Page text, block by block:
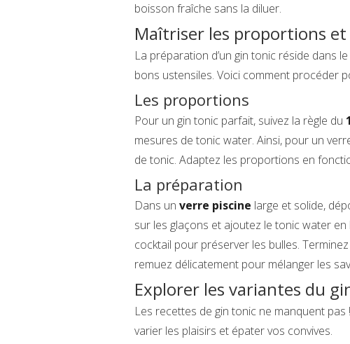
boisson fraîche sans la diluer.
Maîtriser les proportions
La préparation d’un gin tonic réside dans le
bons ustensiles. Voici comment procéder
Les proportions
Pour un gin tonic parfait, suivez la règle du
mesures de tonic water. Ainsi, pour un
de tonic. Adaptez les proportions en
La préparation
Dans un verre piscine large et solide,
sur les glaçons et ajoutez le tonic water en
cocktail pour préserver les bulles.
remuez délicatement pour mélanger les
Explorer les variantes du
Les recettes de gin tonic ne manquent pas
varier les plaisirs et épater vos convives.